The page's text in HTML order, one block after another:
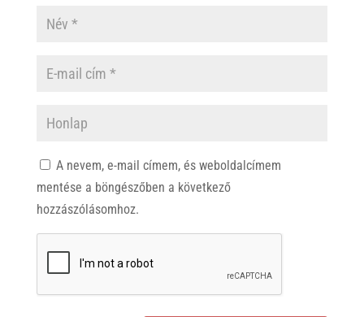
A nevem, e-mail címem, és weboldalcímem
mentése a böngészőben a következő
hozzászólásomhoz.